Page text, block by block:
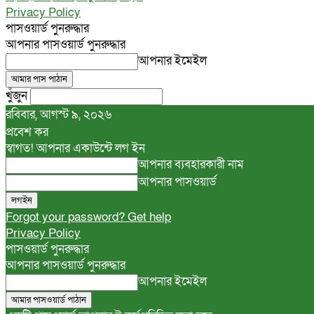
Privacy Policy
পাসওয়ার্ড পুনরুদ্ধার
আপনার পাসওয়ার্ড পুনরুদ্ধার
আপনার ইমেইল
খুঁজুন
রবিবার, আগস্ট ৯, ২০২৬
প্রবেশ কর
স্বাগত! আপনার একাউন্টে লগ ইন
আপনার ব্যবহারকারী নাম
আপনার পাসওয়ার্ড
Forgot your password? Get help
Privacy Policy
পাসওয়ার্ড পুনরুদ্ধার
আপনার পাসওয়ার্ড পুনরুদ্ধার
আপনার ইমেইল